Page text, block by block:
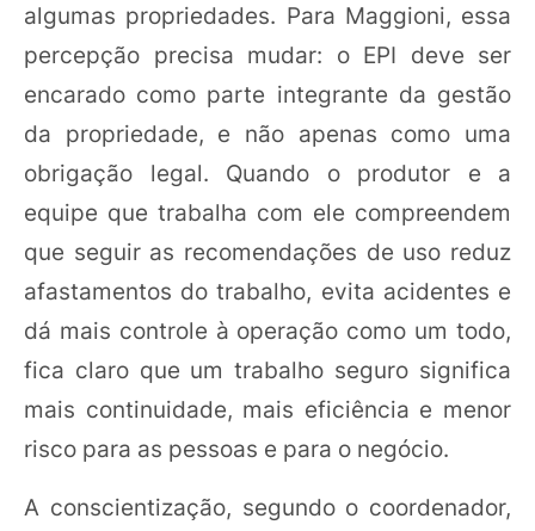
algumas propriedades. Para Maggioni, essa
percepção precisa mudar: o EPI deve ser
encarado como parte integrante da gestão
da propriedade, e não apenas como uma
obrigação legal. Quando o produtor e a
equipe que trabalha com ele compreendem
que seguir as recomendações de uso reduz
afastamentos do trabalho, evita acidentes e
dá mais controle à operação como um todo,
fica claro que um trabalho seguro significa
mais continuidade, mais eficiência e menor
risco para as pessoas e para o negócio.
A conscientização, segundo o coordenador,